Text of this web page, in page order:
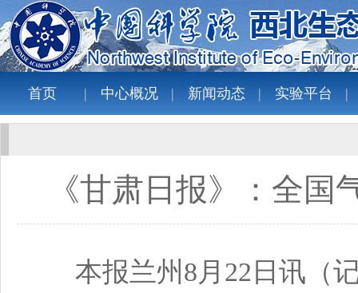
首页 中心概况 新闻动态 实验平台
《甘肃日报》：全
本报兰州8月22日讯（记